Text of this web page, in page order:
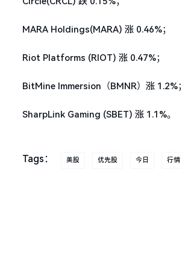
MARA Holdings(MARA) 涨 0.46%；
Riot Platforms (RIOT) 涨 0.47%；
BitMine Immersion（BMNR）涨 1.2%；
SharpLink Gaming (SBET) 涨 1.1%。
Tags： 美股 优先股 今日 行情